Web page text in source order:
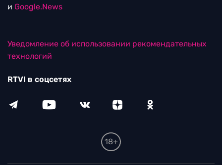
и Google.News
Уведомление об использовании рекомендательных
технологий
RTVI в соцсетях
18+